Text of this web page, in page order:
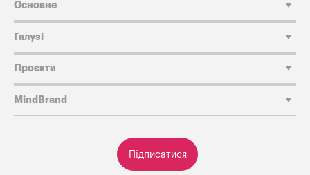
Підписатися
Основне
Галузі
Проєкти
MindBrand